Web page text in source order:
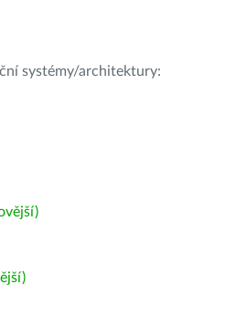
systémy/architektury: